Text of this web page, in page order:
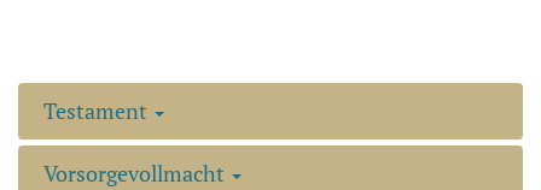
Testament
Vorsorgevollmacht